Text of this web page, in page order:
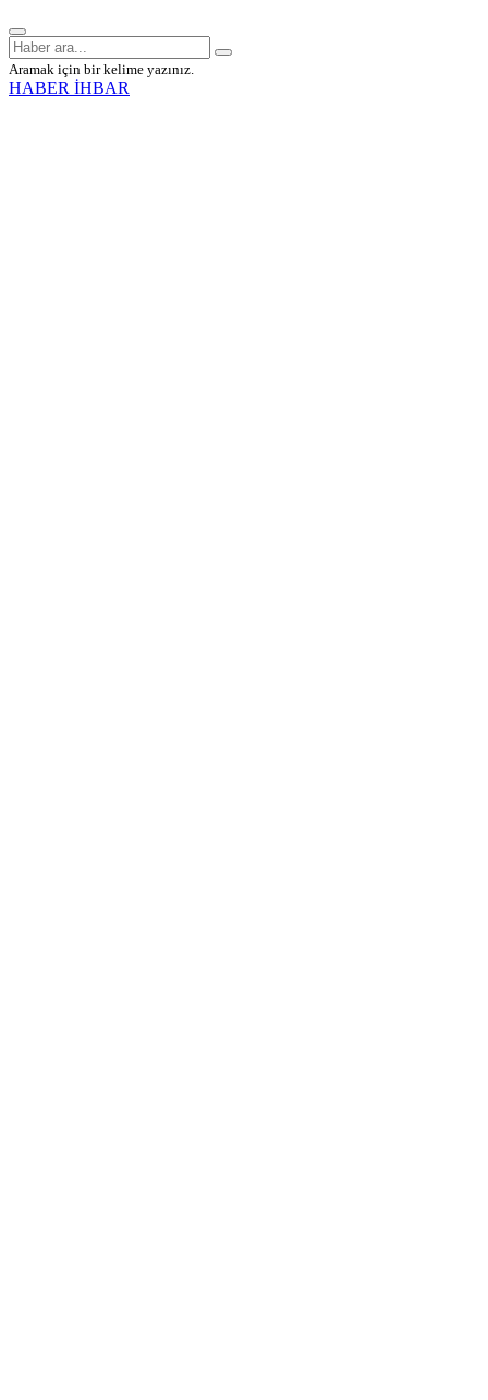
Aramak için bir kelime yazınız.
HABER İHBAR